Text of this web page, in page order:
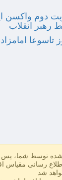
دوم واکسن
رهبر انقلاب
تاسوعا
توسط شما، پس
رسانی مقیاس
شد